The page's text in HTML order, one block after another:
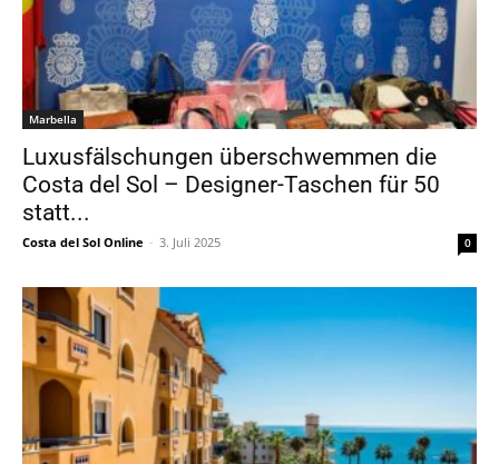
Marbella
Luxusfälschungen überschwemmen die
Costa del Sol – Designer-Taschen für 50
statt...
Costa del Sol Online - 3. Juli 2025 0